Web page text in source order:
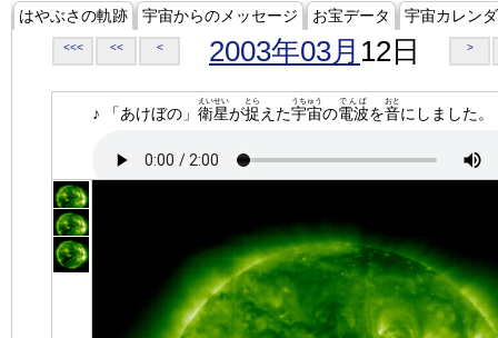
はやぶさの軌跡 宇宙からのメッセージ お宝データ 宇宙カレン
<<< << < 2003年03月 12日 >
♪ 「あけぼの」 衛星
えいせい
が捉
とら
えた宇宙
うちゅう
の電波
でんぱ
を音
おと
にしました。